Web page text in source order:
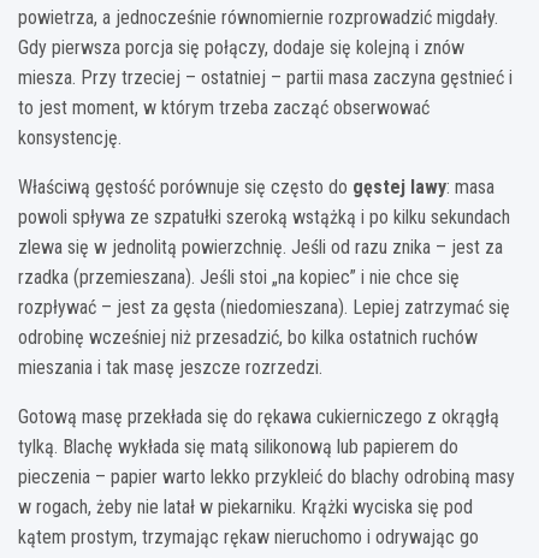
powietrza, a jednocześnie równomiernie rozprowadzić migdały.
Gdy pierwsza porcja się połączy, dodaje się kolejną i znów
miesza. Przy trzeciej – ostatniej – partii masa zaczyna gęstnieć i
to jest moment, w którym trzeba zacząć obserwować
konsystencję.
Właściwą gęstość porównuje się często do gęstej lawy: masa
powoli spływa ze szpatułki szeroką wstążką i po kilku sekundach
zlewa się w jednolitą powierzchnię. Jeśli od razu znika – jest za
rzadka (przemieszana). Jeśli stoi „na kopiec” i nie chce się
rozpływać – jest za gęsta (niedomieszana). Lepiej zatrzymać się
odrobinę wcześniej niż przesadzić, bo kilka ostatnich ruchów
mieszania i tak masę jeszcze rozrzedzi.
Gotową masę przekłada się do rękawa cukierniczego z okrągłą
tylką. Blachę wykłada się matą silikonową lub papierem do
pieczenia – papier warto lekko przykleić do blachy odrobiną masy
w rogach, żeby nie latał w piekarniku. Krążki wyciska się pod
kątem prostym, trzymając rękaw nieruchomo i odrywając go